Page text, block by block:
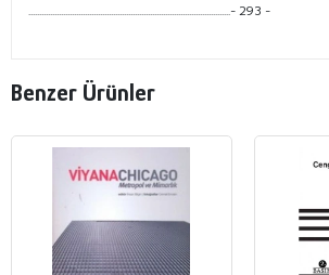
.............................................................................................- 293 -
Benzer Ürünler